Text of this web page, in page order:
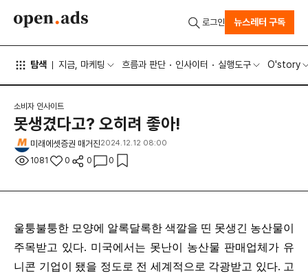
탐색 지금, 마케팅 흐름과 판단 인사이터 실행도구 O'story
로그인 뉴스레터 구독
소비자 인사이트
못생겼다고? 오히려 좋아!
미래에셋증권 매거진2024.12.12 08:00
1081 0 0 0
울퉁불퉁한 모양에 알록달록한 색깔을 띤 못생긴 농산물이
주목받고 있다. 미국에서는 못난이 농산물 판매업체가 유
니콘 기업이 됐을 정도로 전 세계적으로 각광받고 있다. 고